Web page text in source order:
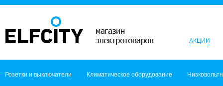
АКЦИИ
Розетки и выключатели Климатическое оборудование